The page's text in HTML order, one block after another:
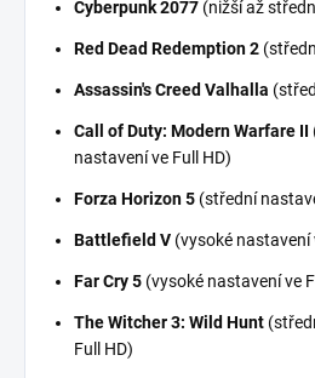
Cyberpunk 2077 (nižší až
Red Dead Redemption 2
Assassin's Creed Valhalla
Call of Duty: Modern Warfare II
nastavení ve Full HD)
Forza Horizon 5 (střední
Battlefield V (vysoké nastavení
Far Cry 5 (vysoké nastavení ve
The Witcher 3: Wild Hunt
Full HD)